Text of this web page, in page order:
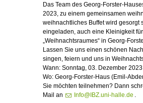
Das Team des Georg-Forster-
2023, zu einem gemeinsamen
weihnachtliches Buffet wird gesorgt
eingeladen, auch eine Kleinigkeit
„Weihnachtsraumes“ in Georg-
Lassen Sie uns einen schönen
singen, feiern und uns in
Wann: Sonntag, 03. Dezember
Wo: Georg-Forster-Haus (Emil-
Sie möchten teilnehmen? Dann
Mail an
Info@IBZ.uni-halle.de .